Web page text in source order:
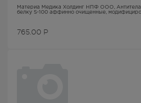
Материа Медика Холдинг НПФ ООО,
белку S-100 аффинно очищенные,
765.00 Р